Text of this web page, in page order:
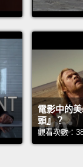
電影中的
頭』？
觀看次數：